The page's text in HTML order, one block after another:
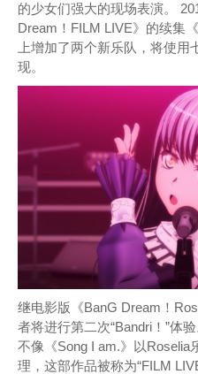
的少女们强大的现场表演。
Dream！FILM LIVE》的续集
上增加了两个新乐队，将使
现。
继电影版《BanG Dream！
者将进行第二次“Bandri！”体验
不像《Song I am.》以Roselia
理，这部作品被称为“FILM